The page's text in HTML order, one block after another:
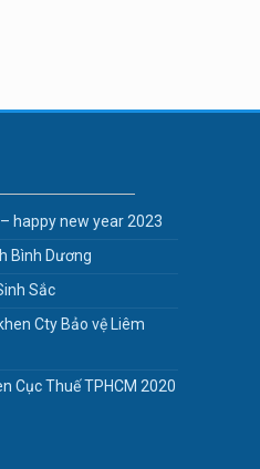
happy new year 2023
Bình Dương
Sắc
Cty Bảo vệ Liêm
Cục Thuế TPHCM 2020